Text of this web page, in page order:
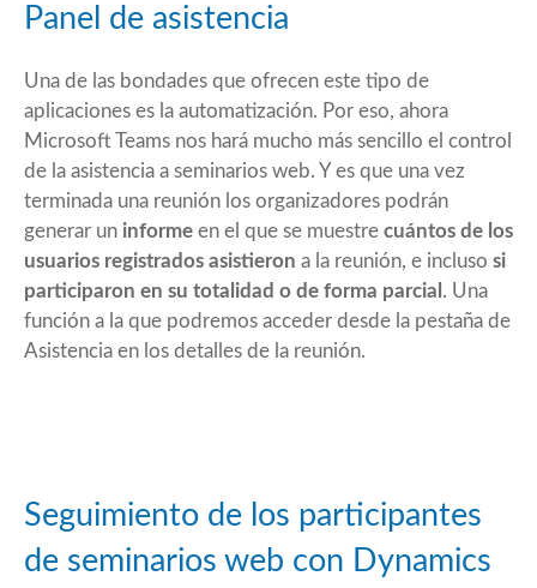
Panel de asistencia
Una de las bondades que ofrecen este tipo de
aplicaciones es la automatización. Por eso, ahora
Microsoft Teams nos hará mucho más sencillo el control
de la asistencia a seminarios web. Y es que una vez
terminada una reunión los organizadores podrán
generar un informe en el que se muestre cuántos de los
usuarios registrados asistieron a la reunión, e incluso si
participaron en su totalidad o de forma parcial . Una
función a la que podremos acceder desde la pestaña de
Asistencia en los detalles de la reunión.
Seguimiento de los participantes
de seminarios web con Dynamics